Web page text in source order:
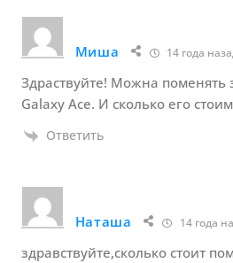
Миша 14 года
Здраствуйте! Можна поменять
Galaxy Ace. И сколько его
Ответить
Наташа 14 года
здравствуйте,сколько стоит